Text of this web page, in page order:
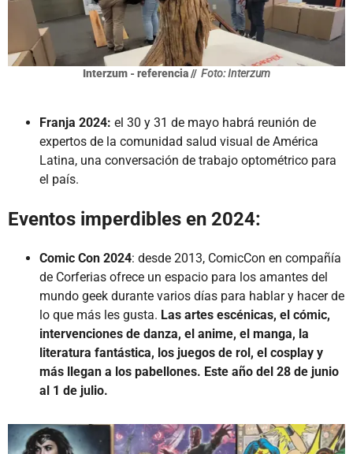
Interzum - referencia // Foto: Interzum
Franja 2024: el 30 y 31 de mayo habrá reunión de
expertos de la comunidad salud visual de América
Latina, una conversación de trabajo optométrico para
el país.
Eventos imperdibles en 2024:
Comic Con 2024: desde 2013, ComicCon en compañía
de Corferias ofrece un espacio para los amantes del
mundo geek durante varios días para hablar y hacer de
lo que más les gusta. Las artes escénicas, el cómic,
intervenciones de danza, el anime, el manga, la
literatura fantástica, los juegos de rol, el cosplay y
más llegan a los pabellones. Este año del 28 de junio
al 1 de julio.